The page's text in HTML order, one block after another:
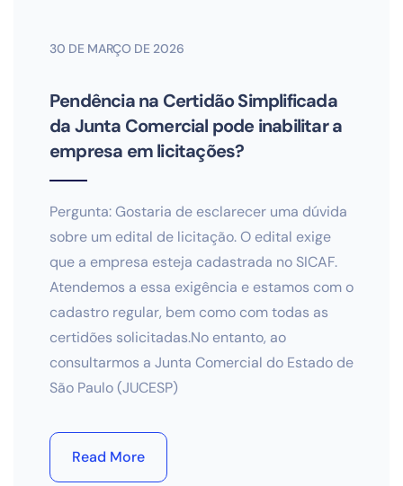
30 DE MARÇO DE 2026
Pendência na Certidão Simplificada
da Junta Comercial pode inabilitar a
empresa em licitações?
Pergunta: Gostaria de esclarecer uma dúvida
sobre um edital de licitação. O edital exige
que a empresa esteja cadastrada no SICAF.
Atendemos a essa exigência e estamos com o
cadastro regular, bem como com todas as
certidões solicitadas.No entanto, ao
consultarmos a Junta Comercial do Estado de
São Paulo (JUCESP)
Read More